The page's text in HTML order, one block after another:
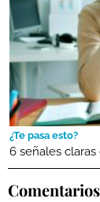
¿Te pasa esto?
6 señales
Comentarios